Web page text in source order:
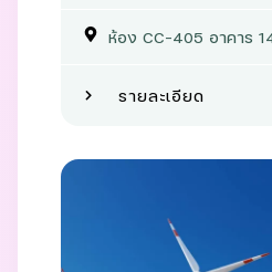
ห้อง CC-405 อาคาร
รายละเอียด